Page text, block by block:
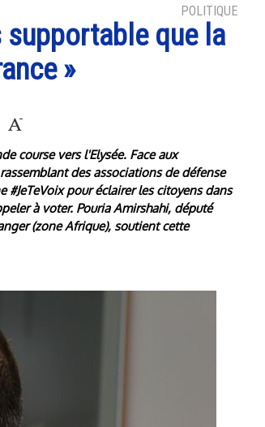
POLITIQUE
supportable que la
»
course vers l'Elysée. Face aux
des associations de défense
pour éclairer les citoyens dans
à voter. Pouria Amirshahi, député
(zone Afrique), soutient cette